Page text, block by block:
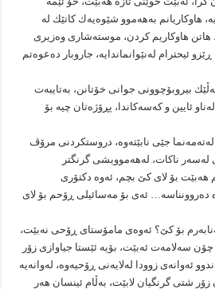
هاوكاریانم به‌هه‌موو شێوه‌یه‌ك كاتێك له‌
هاتن هاوكاریم كردن، موسته‌شارى وه‌زیرى
ئیحترام له‌نێوانماندایه‌، جاروبار ده‌عوه‌تم
بیروبۆچوونى جوانى خۆتانن، به‌تایبه‌ت
ئایین و كه‌سه‌كاندا، پڕۆژه‌تان چیه‌ بۆ
جێى نابێته‌وه‌، دروستكردنى مرۆڤ
ناكات، له‌هه‌موویشى گرنگتر
بۆ لاى كێ بچم، ئه‌وه‌ دكتۆرى
ده‌روونناسه‌… ئه‌ى بۆ مه‌سائیلى ڕۆحم بۆ لاى
بۆ كێ؟ ئه‌وه‌ى مامۆستاى ڕۆحى نه‌بێت،
چۆن سه‌لامه‌ت ئه‌بێت، بۆیه‌ ئێستا جیاوازى زۆر
ئه‌وانه‌ى زوودا له‌لایه‌نى ڕۆحیه‌وه‌، له‌وانه‌یه‌
زۆر شتى گرنگیان لابێت، به‌ڵام ئینسان هه‌ر